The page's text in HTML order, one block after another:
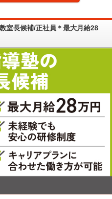
室長候補/正社員＊最大月給28